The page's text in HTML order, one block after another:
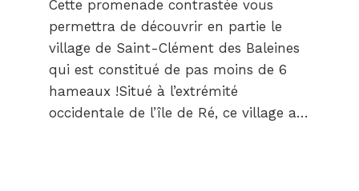
Cette promenade contrastée vous
permettra de découvrir en partie le
village de Saint-Clément des Baleines
qui est constitué de pas moins de 6
hameaux !Situé à l’extrémité
occidentale de l’île de Ré, ce village a…